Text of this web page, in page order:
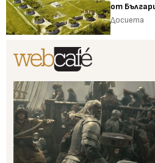
от
Досиета